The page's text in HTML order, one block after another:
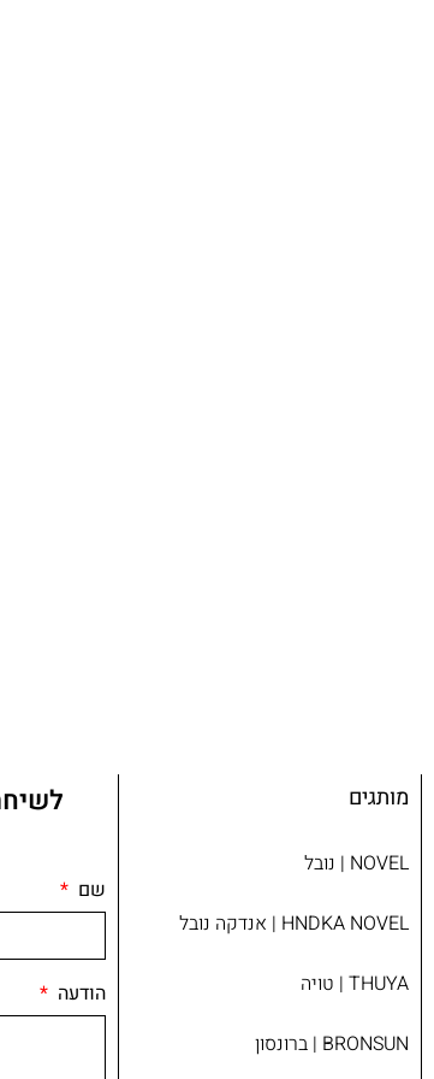
מותגים
NOVEL | נובל
HNDKA NOVEL | אנדקה נובל
THUYA | טויה
BRONSUN | ברונסון
שם
הודעה